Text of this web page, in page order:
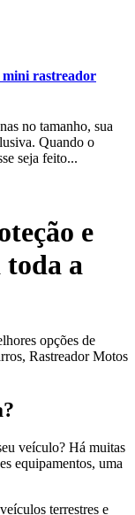
mini rastreador
no tamanho, sua
Quando o
seja feito...
e
a
opções de
Rastreador Motos
veículo? Há muitas
equipamentos, uma
terrestres e